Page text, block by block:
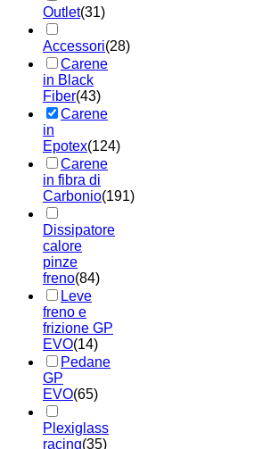
Outlet(31)
Accessori(28)
Carene
in Black
Fiber(43)
Carene
in
Epotex(124)
Carene
in fibra di
Carbonio(191)
Dissipatore
calore
pinze
freno(84)
Leve
freno e
frizione GP
EVO(14)
Pedane
GP
EVO(65)
Plexiglass
racing(35)